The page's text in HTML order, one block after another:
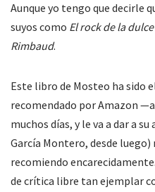
Aunque yo tengo que decirle
suyos como El rock de la
Rimbaud.
Este libro de Mosteo ha sido
recomendado por Amazon
muchos días, y le va a dar a
García Montero, desde luego)
recomiendo
de crítica libre tan ejemplar